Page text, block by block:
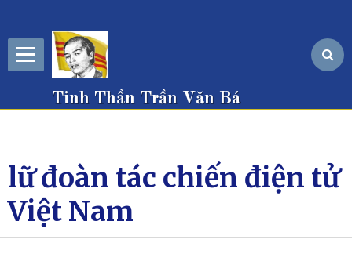
Tinh Thần Trần Văn Bá
lữ đoàn tác chiến điện tử
Việt Nam